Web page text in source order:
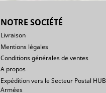
NOTRE SOCIÉTÉ
Livraison
Mentions légales
Conditions générales de ventes
A propos
Expédition vers le Secteur Postal HUB
Armées